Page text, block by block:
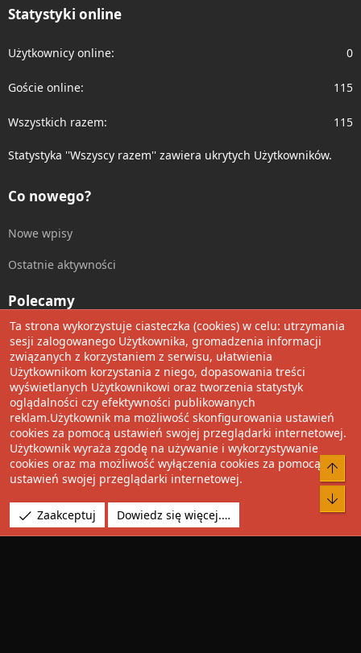
Statystyki online
Użytkownicy online 0
Goście online 115
Wszystkich razem 115
Statystyka ''Wszyscy razem'' zawiera ukrytych Użytkowników.
Co nowego?
Nowe wpisy
Ostatnie aktywności
Polecamy
Wolnościowe cytaty
Udostępnij
Facebook
TwitterRedditPinterest
TumblrWhatsApp
Umieść Link
Community platform by XenForo® © 2010-2022 XenForo Ltd.
Pixel Exit
Tłumaczenie wykonane przezXboxForum.pl
Media embeds
via s9e/MediaSites
Ta strona wykorzystuje ciasteczka (cookies) w celu: utrzymania
sesji zalogowanego Użytkownika, gromadzenia informacji
związanych z korzystaniem z serwisu, ułatwienia
Użytkownikom korzystania z niego, dopasowania treści
wyświetlanych Użytkownikowi oraz tworzenia statystyk
oglądalności czy efektywności publikowanych
reklam.Użytkownik ma możliwość skonfigurowania ustawień
cookies za pomocą ustawień swojej przeglądarki internetowej.
Użytkownik wyraża zgodę na używanie i wykorzystywanie
cookies oraz ma możliwość wyłączenia cookies za pomocą
ustawień swojej przeglądarki internetowej.
Zaakceptuj Dowiedz się więcej.…
Do